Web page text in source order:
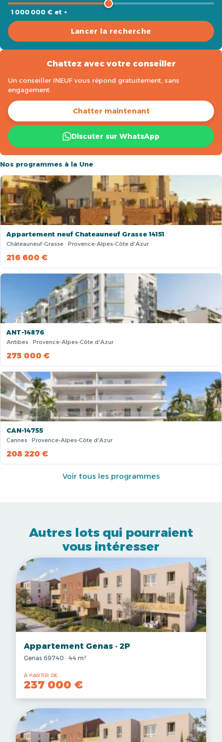
1 000 000 € et +
Lancer la recherche
Chattez avec votre conseiller
Un conseiller INEUF vous répond gratuitement, sans
engagement.
Chatter maintenant
Discuter sur WhatsApp
Nos programmes à la Une
Appartement neuf Chateauneuf Grasse 14151
Châteauneuf-Grasse · Provence-Alpes-Côte d'Azur
216 600 €
ANT-14876
Antibes · Provence-Alpes-Côte d'Azur
275 000 €
CAN-14755
Cannes · Provence-Alpes-Côte d'Azur
208 220 €
Voir tous les programmes
Autres lots qui pourraient
vous intéresser
Appartement Genas · 2P
Genas 69740 · 44 m²
À PARTIR DE
237 000 €